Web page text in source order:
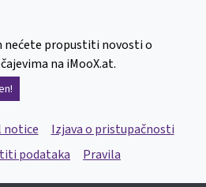
nećete propustiti novosti o
na iMooX.at.
notice
Izjava o pristupačnosti
podataka
Pravila